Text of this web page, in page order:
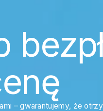
– gwarantujemy, że